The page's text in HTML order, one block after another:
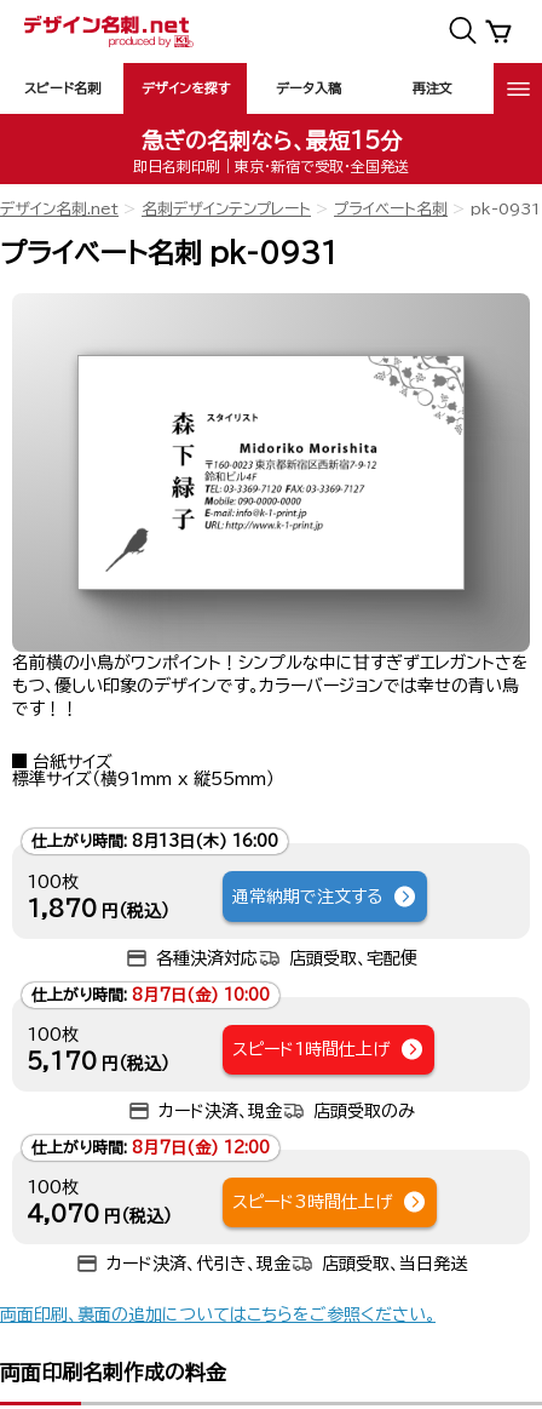
スピード名刺 デザインを探す データ入稿 再注文
急ぎの名刺なら、最短15分
即日名刺印刷｜東京・新宿で受取・全国発送
デザイン名刺.net 名刺デザインテンプレート プライベート名刺 pk-0931
プライベート名刺 pk-0931
名前横の小鳥がワンポイント！シンプルな中に甘すぎずエレガントさを
もつ、優しい印象のデザインです。カラーバージョンでは幸せの青い鳥
です！！
台紙サイズ
標準サイズ（横91mm x 縦55mm）
仕上がり時間: 8月13日(木) 16:00
100枚
1,870 円（税込）
通常納期で注文する
各種決済対応 店頭受取、宅配便
仕上がり時間: 8月7日(金) 10:00
100枚
5,170 円（税込）
スピード1時間仕上げ
カード決済、現金 店頭受取のみ
仕上がり時間: 8月7日(金) 12:00
100枚
4,070 円（税込）
スピード3時間仕上げ
カード決済、代引き、現金 店頭受取、当日発送
両面印刷、裏面の追加についてはこちらをご参照ください。
両面印刷名刺作成の料金